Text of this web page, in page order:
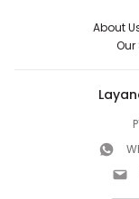
About
Our